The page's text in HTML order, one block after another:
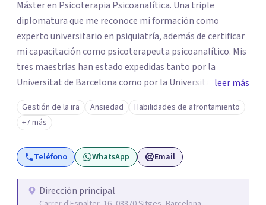
Máster en Psicoterapia Psicoanalítica. Una triple
diplomatura que me reconoce mi formación como
experto universitario en psiquiatría, además de certificar
mi capacitación como psicoterapeuta psicoanalítico. Mis
tres maestrías han estado expedidas tanto por la
Universitat de Barcelona como por la Universitat Ramon
Llull. Soy un psicólogo con más de 25 años de experiencia
y practico tanto la psicología clínica como la
psicoterapia psicoanalítica. Las terapias que conduzco no
buscan eliminar los síntomas psicológicos, sino que
pretenden esclarecer las causas que hay en su trasfondo,
desapareciendo. Realizo psicoterapias tanto de alcance
leer más
Gestión de la ira Ansiedad
Habilidades de afrontamiento
+7 más
Teléfono WhatsApp Email
Dirección principal